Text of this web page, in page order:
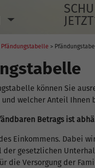
Pfändungstabelle >
können Sie
und welcher Anteil Ihnen
Betrags ist
Einkommens. Dabei
der gesetzlichen
die Versorgung der